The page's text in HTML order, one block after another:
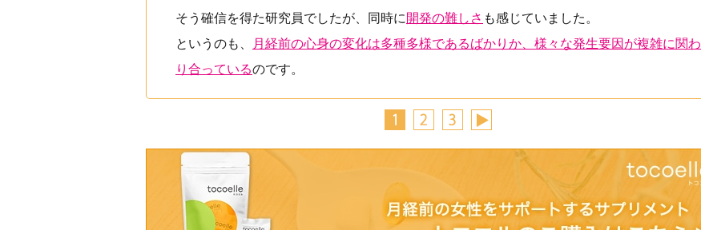
そう確信を得た研究員でしたが、同時に 開発の難しさ も感じていました。
というのも、
月経前の心身の変化は多種多様であるばかりか、様々な発生要因が複雑に関わ
り合っているのです。